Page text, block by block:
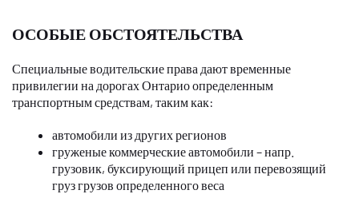
ОСОБЫЕ ОБСТОЯТЕЛЬСТВА
Специальные водительские права дают временные
привилегии на дорогах Онтарио определенным
транспортным средствам, таким как:
автомобили из других регионов
груженые коммерческие автомобили – напр.
грузовик, буксирующий прицеп или перевозящий
груз грузов определенного веса